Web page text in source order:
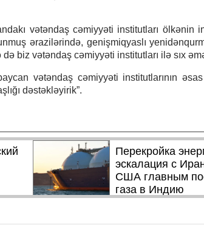
vətəndaş cəmiyyəti institutları ölkənin
ərazilərində, genişmiqyaslı
biz vətəndaş cəmiyyəti institutları ilə sıx
vətəndaş cəmiyyəti institutlarının
dəstəkləyirik”.